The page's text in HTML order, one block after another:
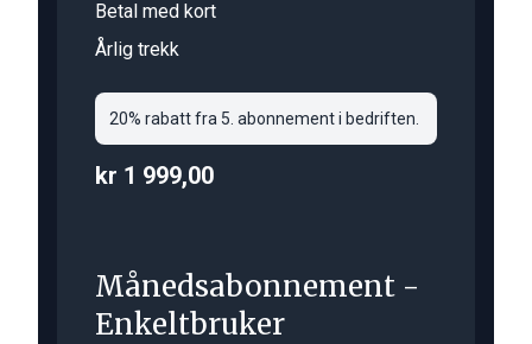
Betal med kort
Årlig trekk
20% rabatt fra 5. abonnement i bedriften.
kr 1 999,00
Månedsabonnement -
Enkeltbruker